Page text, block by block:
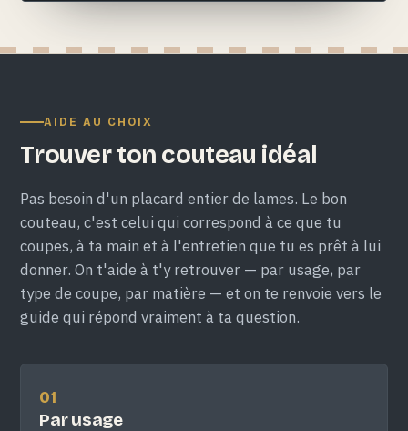
AIDE AU CHOIX
Trouver ton couteau idéal
Pas besoin d'un placard entier de lames. Le bon
couteau, c'est celui qui correspond à ce que tu
coupes, à ta main et à l'entretien que tu es prêt à lui
donner. On t'aide à t'y retrouver — par usage, par
type de coupe, par matière — et on te renvoie vers le
guide qui répond vraiment à ta question.
01
Par usage